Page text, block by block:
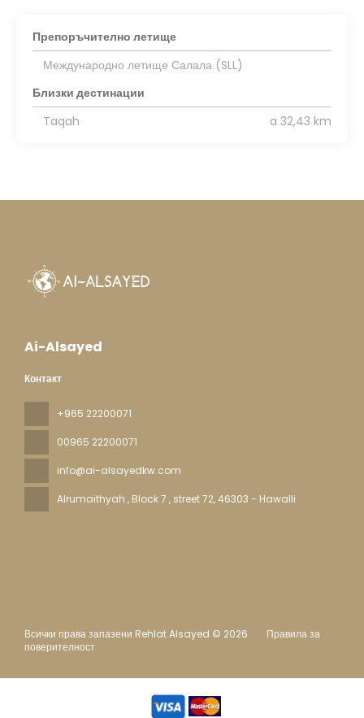
Препоръчително летище
Международно летище Салала (SLL)
Близки дестинации
Taqah
a 32,43 km
Ai-Alsayed
Контакт
+965 22200071
00965 22200071
info@ai-alsayedkw.com
Alrumaithyah , Block 7 , street 72, 46303 - Hawalli
Всички права запазени Rehlat Alsayed © 2026
Правила за
поверителност